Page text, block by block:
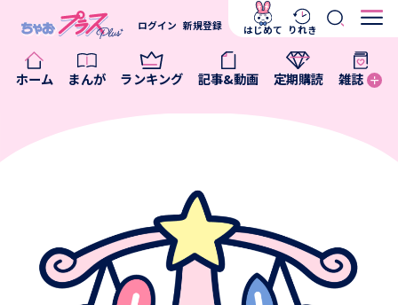
ホーム まんが ランキング 記事&動画 定期購読 雑誌
ログイン 新規登録 はじめて りれき